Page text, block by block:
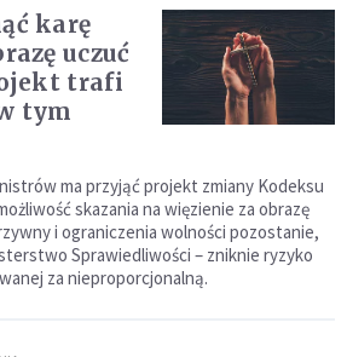
karę
uczuć
trafi
tym
ma przyjąć projekt zmiany Kodeksu
skazania na więzienie za obrazę
i ograniczenia wolności pozostanie,
Sprawiedliwości – zniknie ryzyko
za nieproporcjonalną.